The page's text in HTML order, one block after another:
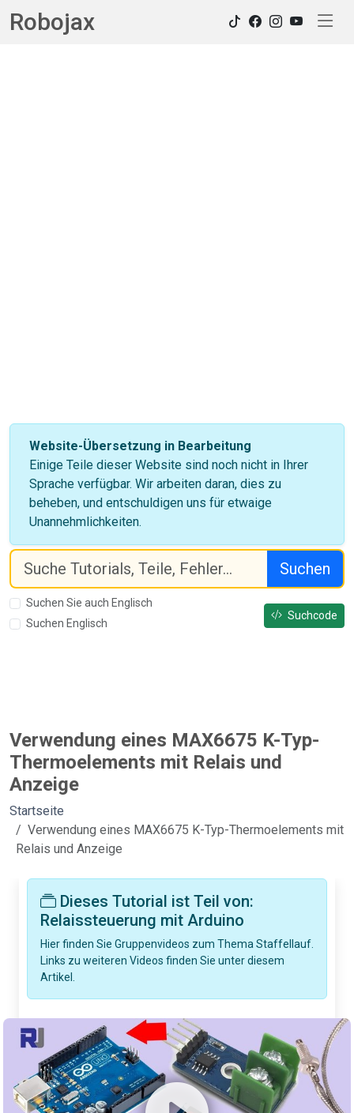
Robojax
Website-Übersetzung in Bearbeitung
Einige Teile dieser Website sind noch nicht in Ihrer
Sprache verfügbar. Wir arbeiten daran, dies zu
beheben, und entschuldigen uns für etwaige
Unannehmlichkeiten.
Suchen
Suchen Sie auch Englisch
Suchen Englisch
Suchcode
Verwendung eines MAX6675 K-Typ-
Thermoelements mit Relais und
Anzeige
Startseite
Verwendung eines MAX6675 K-Typ-Thermoelements mit
Relais und Anzeige
Dieses Tutorial ist Teil von:
Relaissteuerung mit Arduino
Hier finden Sie Gruppenvideos zum Thema Staffellauf.
Links zu weiteren Videos finden Sie unter diesem
Artikel.